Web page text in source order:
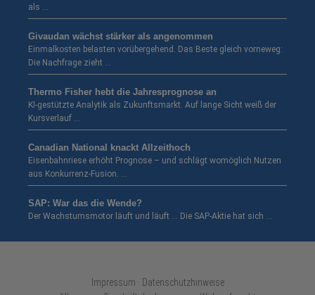
als …
Givaudan wächst stärker als angenommen
Einmalkosten belasten vorübergehend. Das Beste gleich vorneweg:
Die Nachfrage zieht …
Thermo Fisher hebt die Jahresprognose an
KI-gestützte Analytik als Zukunftsmarkt. Auf lange Sicht weiß der
Kursverlauf …
Canadian National knackt Allzeithoch
Eisenbahnriese erhöht Prognose – und schlägt womöglich Nutzen
aus Konkurrenz-Fusion. …
SAP: War das die Wende?
Der Wachstumsmotor läuft und läuft … Die SAP-Aktie hat sich …
Impressum · Datenschutzhinweise